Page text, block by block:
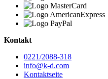
Kontakt
0221/2088-318
info@k-d.com
Kontaktseite